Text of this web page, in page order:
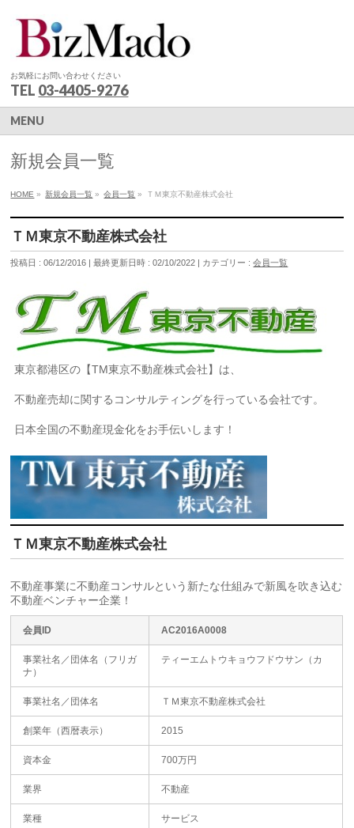
お気軽にお問い合わせください
TEL 03-4405-9276
MENU
新規会員一覧
HOME » 新規会員一覧 » 会員一覧 » ＴＭ東京不動産株式会社
ＴＭ東京不動産株式会社
投稿日 : 06/12/2016 最終更新日時 : 02/10/2022 カテゴリー :会員一覧
東京都港区の【TM東京不動産株式会社】は、
不動産売却に関するコンサルティングを行っている会社です。
日本全国の不動産現金化をお手伝いします！
ＴＭ東京不動産株式会社
不動産事業に不動産コンサルという新たな仕組みで新風を吹き込む
不動産ベンチャー企業！
会員ID AC2016A0008
事業社名／団体名（フリガ
ナ）
ティーエムトウキョウフドウサン（カ
事業社名／団体名 ＴＭ東京不動産株式会社
創業年（西暦表示） 2015
資本金 700万円
業界 不動産
業種 サービス